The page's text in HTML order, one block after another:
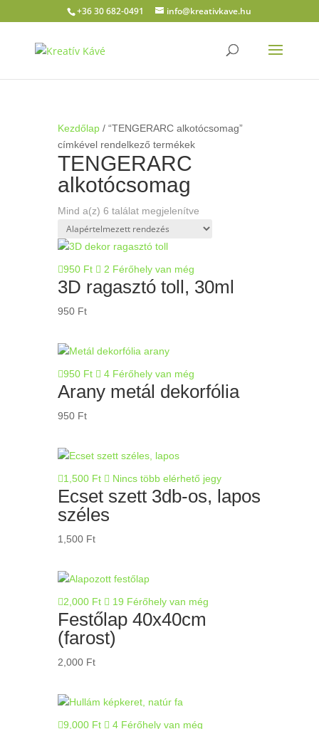
+36 30 682-0491 info@kreativkave.hu
Kezdőlap/ “TENGERARC alkotócsomag”
címkével rendelkező termékek
TENGERARC
alkotócsomag
Mind a(z) 6 találat megjelenítve
950 Ft 2 Férőhely van még
3D ragasztó toll, 30ml
950 Ft
950 Ft 4 Férőhely van még
Arany metál dekorfólia
950 Ft
1,500 Ft Nincs több elérhető jegy
Ecset szett 3db-os, lapos
széles
1,500 Ft
2,000 Ft 19 Férőhely van még
Festőlap 40x40cm
(farost)
2,000 Ft
9,000 Ft 4 Férőhely van még